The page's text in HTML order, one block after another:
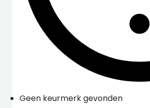
Geen keurmerk gevonden